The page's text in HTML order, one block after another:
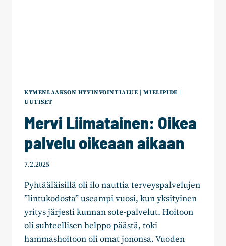
KYMENLAAKSON HYVINVOINTIALUE |MIELIPIDE |
UUTISET
Mervi Liimatainen: Oikea
palvelu oikeaan aikaan
7.2.2025
Pyhtääläisillä oli ilo nauttia terveyspalvelujen
”lintukodosta” useampi vuosi, kun yksityinen
yritys järjesti kunnan sote-palvelut. Hoitoon
oli suhteellisen helppo päästä, toki
hammashoitoon oli omat jononsa. Vuoden